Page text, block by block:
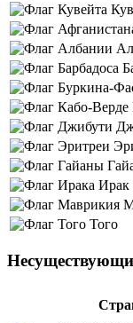
Ирак
Того